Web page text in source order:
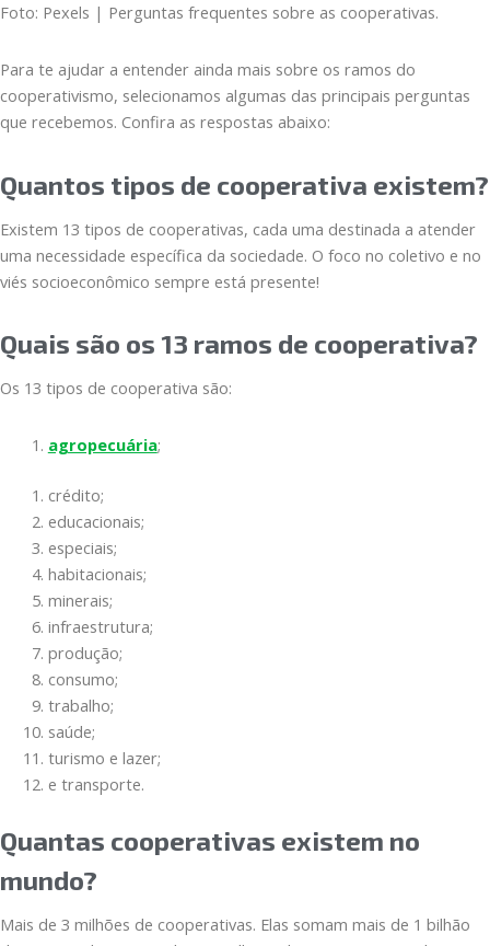
Foto: Pexels | Perguntas frequentes sobre as cooperativas.
Para te ajudar a entender ainda mais sobre os ramos do
cooperativismo, selecionamos algumas das principais perguntas
que recebemos. Confira as respostas abaixo:
Quantos tipos de cooperativa existem?
Existem 13 tipos de cooperativas, cada uma destinada a atender
uma necessidade específica da sociedade. O foco no coletivo e no
viés socioeconômico sempre está presente!
Quais são os 13 ramos de cooperativa?
Os 13 tipos de cooperativa são:
agropecuária;
crédito;
educacionais;
especiais;
habitacionais;
minerais;
infraestrutura;
produção;
consumo;
trabalho;
saúde;
turismo e lazer;
e transporte.
Quantas cooperativas existem no
mundo?
Mais de 3 milhões de cooperativas. Elas somam mais de 1 bilhão